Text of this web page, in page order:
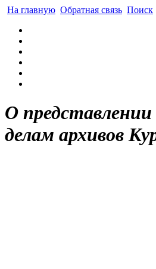
На главную Обратная связь Поиск
О
делам архивов